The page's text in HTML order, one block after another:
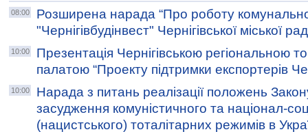
08:00
Розширена нарада “Про роботу
"Чернігівбудінвест" Чернігівської міської
10:00
Презентація Чернігівською регіональною
палатою “Проекту підтримки експортерів
10:00
Нарада з питань реалізації положень
засудження комуністичного та націонал-
(нацистського) тоталітарних режимів в